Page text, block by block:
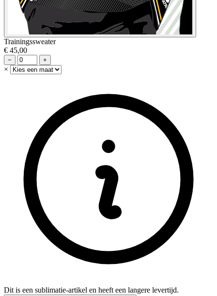
Trainingssweater
€ 45,00
− +
×
Dit is een sublimatie-artikel en heeft een langere levertijd.